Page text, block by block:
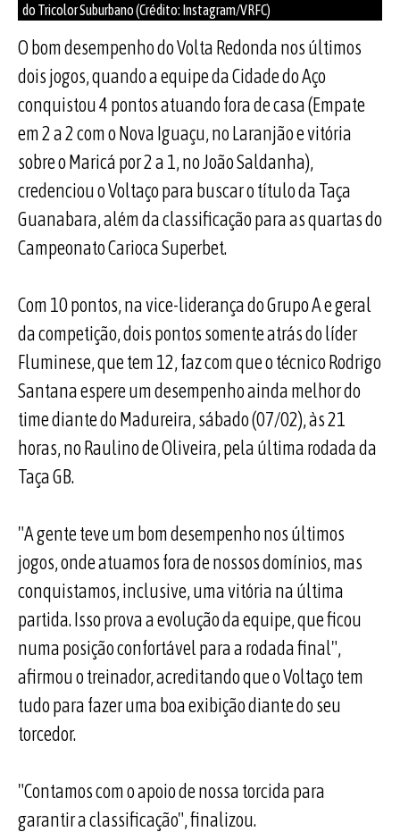
do Tricolor Suburbano (Crédito: Instagram/VRFC)
O bom desempenho do Volta Redonda nos últimos
dois jogos, quando a equipe da Cidade do Aço
conquistou 4 pontos atuando fora de casa (Empate
em 2 a 2 com o Nova Iguaçu, no Laranjão e vitória
sobre o Maricá por 2 a 1, no João Saldanha),
credenciou o Voltaço para buscar o título da Taça
Guanabara, além da classificação para as quartas do
Campeonato Carioca Superbet.
Com 10 pontos, na vice-liderança do Grupo A e geral
da competição, dois pontos somente atrás do líder
Fluminese, que tem 12, faz com que o técnico Rodrigo
Santana espere um desempenho ainda melhor do
time diante do Madureira, sábado (07/02), às 21
horas, no Raulino de Oliveira, pela última rodada da
Taça GB.
"A gente teve um bom desempenho nos últimos
jogos, onde atuamos fora de nossos domínios, mas
conquistamos, inclusive, uma vitória na última
partida. Isso prova a evolução da equipe, que ficou
numa posição confortável para a rodada final",
afirmou o treinador, acreditando que o Voltaço tem
tudo para fazer uma boa exibição diante do seu
torcedor.
"Contamos com o apoio de nossa torcida para
garantir a classificação", finalizou.